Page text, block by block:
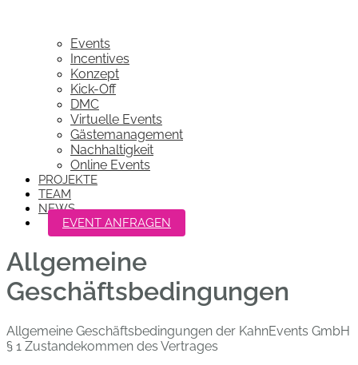
Events
Incentives
Konzept
Kick-Off
DMC
Virtuelle Events
Gästemanagement
Nachhaltigkeit
Online Events
PROJEKTE
TEAM
NEWS
EVENT ANFRAGEN
Allgemeine
Geschäftsbedingungen
Allgemeine Geschäftsbedingungen der KahnEvents GmbH
§ 1 Zustandekommen des Vertrages